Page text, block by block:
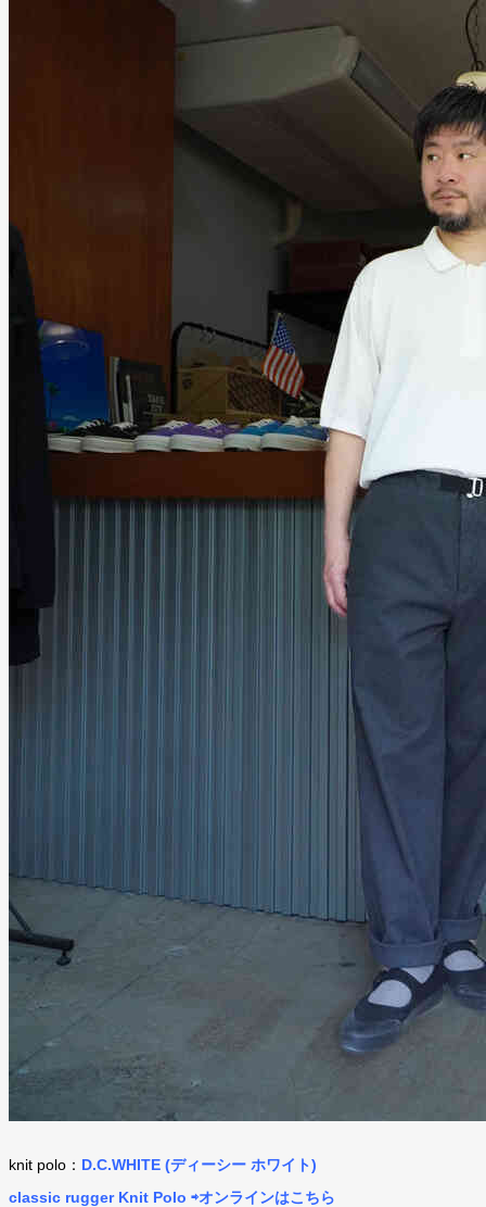
knit polo： D.C.WHITE (ディーシー ホワイト)
classic rugger Knit Polo ⇨オンラインはこちら